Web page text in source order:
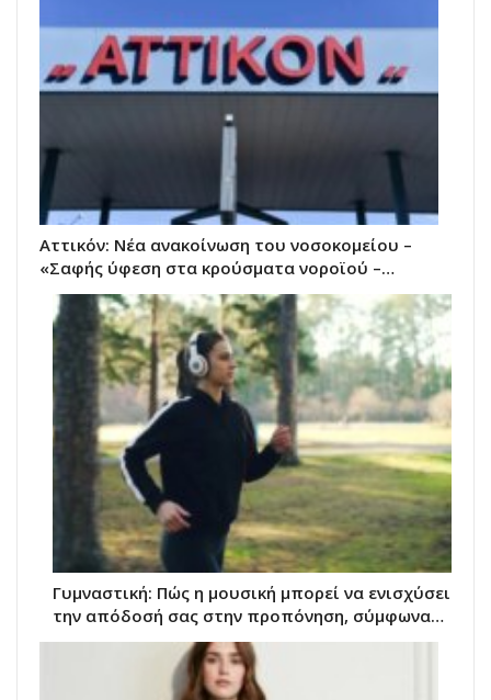
Αττικόν: Νέα ανακοίνωση του νοσοκομείου –
«Σαφής ύφεση στα κρούσματα νοροϊού –…
Γυμναστική: Πώς η μουσική μπορεί να ενισχύσει
την απόδοσή σας στην προπόνηση, σύμφωνα…